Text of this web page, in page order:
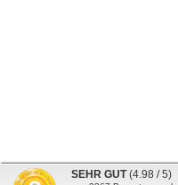
SEHR GUT (4.98 / 5)